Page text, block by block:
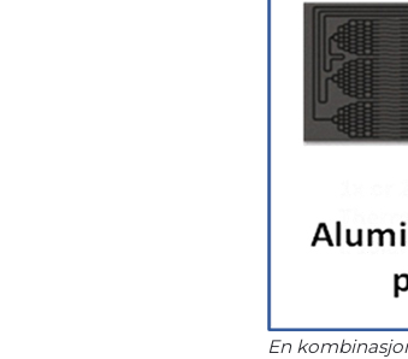
En